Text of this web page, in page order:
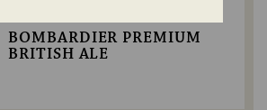
BOMBARDIER PREMIUM
BRITISH ALE